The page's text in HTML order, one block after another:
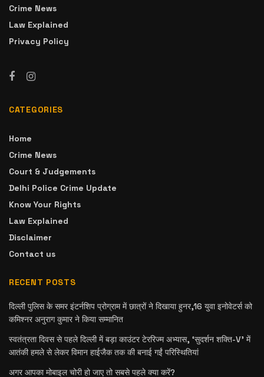
Crime News
Law Explained
Privacy Policy
CATEGORIES
Home
Crime News
Court & Judgements
Delhi Police Crime Update
Know Your Rights
Law Explained
Disclaimer
Contact us
RECENT POSTS
दिल्ली पुलिस के समर इंटर्नशिप प्रोग्राम में छात्रों ने दिखाया हुनर,16 युवा इनोवेटर्स को
कमिश्नर अनुराग कुमार ने किया सम्मानित
स्वतंत्रता दिवस से पहले दिल्ली में बड़ा काउंटर टेररिज्म अभ्यास, ‘सुदर्शन शक्ति-V’ में
आतंकी हमले से लेकर विमान हाईजैक तक की बनाई गईं परिस्थितियां
अगर आपका मोबाइल चोरी हो जाए तो सबसे पहले क्या करें?